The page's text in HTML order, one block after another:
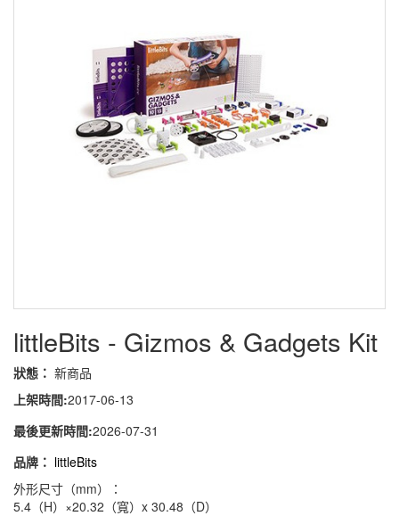
littleBits - Gizmos & Gadgets Kit
狀態： 新商品
上架時間:2017-06-13
最後更新時間:2026-07-31
品牌： littleBits
外形尺寸（mm）：
5.4（H）×20.32（寬）x 30.48（D）